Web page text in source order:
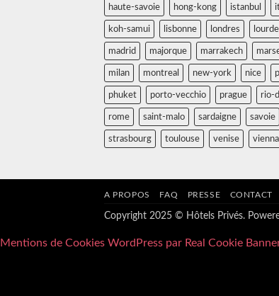
haute-savoie hong-kong istanbul
koh-samui lisbonne londres
madrid majorque marrakech
milan montreal new-york nice
phuket porto-vecchio prague rio-
rome saint-malo sardaigne savoie
strasbourg toulouse venise
A PROPOS FAQ PRESSE CONTACT
Copyright 2025 © Hôtels Privés.
Mentions de Cookies WordPress par Real Cookie